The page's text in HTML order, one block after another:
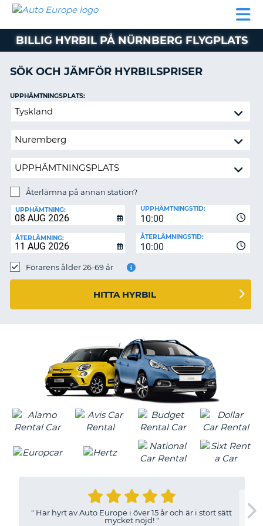
HYRBIL
HYRA
PARTNER
AUTO
EUROPE
HYRBIL
HYRA
HUSBIL
MIN
MEDLEMSINFORMATION
BOKNING
SVERIGE
BILLIG HYRBIL PÅ NÜRNBERG FLYGPLATS
SÖK OCH JÄMFÖR HYRBILSPRISER
Återlämna
annan
UPPHÄMTNINGSPLATS:
Återlämna på annan station?
UPPHÄMTNING:
10:00
UPPHÄMTNINGSTID:
ÅTERLÄMNING:
10:00
ÅTERLÄMNINGSTID:
Förarens ålder 26-69 år
HITTA HYRBIL
" Har hyrt av Auto Europe i över 15 år och är i stort sätt
mycket nöjd!"